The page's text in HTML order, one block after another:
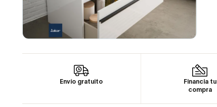
Envío gratuito
Financia tu
compra